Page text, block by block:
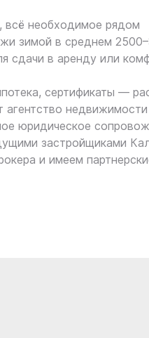
всё необходимое рядом
зимой в среднем
сдачи в аренду или
сертификаты —
недвижимости
юридическое
застройщиками
и имеем